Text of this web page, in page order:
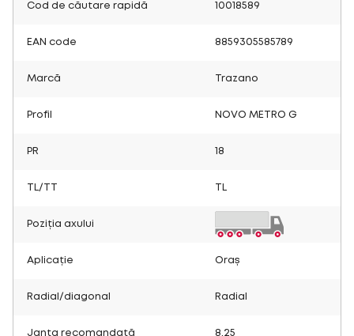
Cod de căutare rapidă 10018589
EAN code 8859305585789
Marcă Trazano
Profil NOVO METRO G
PR 18
TL/TT
Poziția axului
Aplicație Oraș
Radial/diagonal Radial
Janta recomandată 8.25